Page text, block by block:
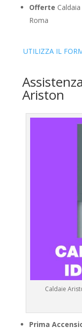
Offerte
Roma
UTILIZZA IL
Ariston
Caldaie
Prima